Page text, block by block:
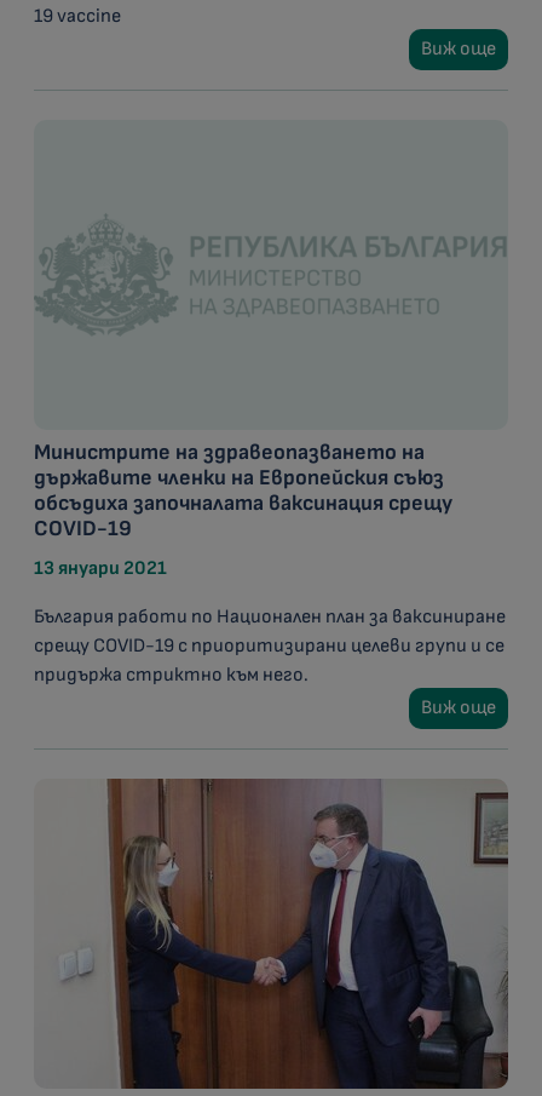
19 vaccine
Виж още
Министрите на здравеопазването на
държавите членки на Европейския съюз
обсъдиха започналата ваксинация срещу
COVID-19
13 януари 2021
България работи по Национален план за ваксиниране
срещу COVID-19 с приоритизирани целеви групи и се
придържа стриктно към него.
Виж още